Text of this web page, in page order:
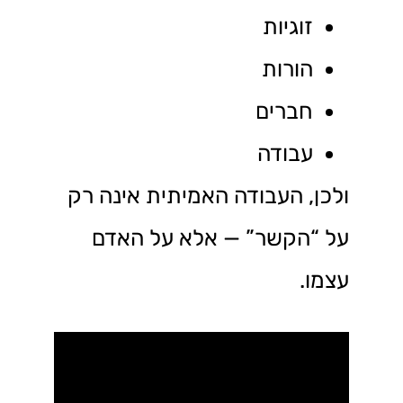
זוגיות
הורות
חברים
עבודה
ולכן, העבודה האמיתית אינה רק
על “הקשר” — אלא על האדם
עצמו.